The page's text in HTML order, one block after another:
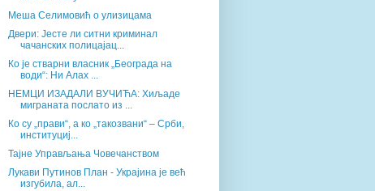
Меша Селимовић о улизицама
Двери: Јесте ли ситни криминал
чачанских полицајац...
Ко је стварни власник „Београда на
води“: Ни Алах ...
НЕМЦИ ИЗАДАЛИ ВУЧИЋА: Хиљаде
миграната послато из ...
Ко су „прави“, а ко „такозвани“ – Срби,
институциј...
Тајне Управљања Човечанством
Лукави Путинов План - Украјина је већ
изгубила, ал...